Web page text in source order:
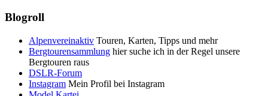
Blogroll
Alpenvereinaktiv Touren, Karten, Tipps und mehr
Bergtourensammlung hier suche ich in der Regel unsere
Bergtouren raus
DSLR-Forum
Instagram Mein Profil bei Instagram